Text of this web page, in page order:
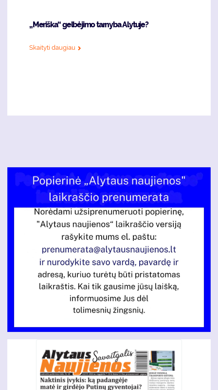
„Meriška“ gelbėjimo tarnyba Alytuje?
Skaityti daugiau